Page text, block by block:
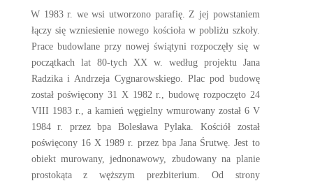
W 1983 r. we wsi utworzono parafię. Z jej powstaniem
łączy się wzniesienie nowego kościoła w pobliżu szkoły.
Prace budowlane przy nowej świątyni rozpoczęły się w
początkach lat 80-tych XX w. według projektu Jana
Radzika i Andrzeja Cygnarowskiego. Plac pod budowę
został poświęcony 31 X 1982 r., budowę rozpoczęto 24
VIII 1983 r., a kamień węgielny wmurowany został 6 V
1984 r. przez bpa Bolesława Pylaka. Kościół został
poświęcony 16 X 1989 r. przez bpa Jana Śrutwę. Jest to
obiekt murowany, jednonawowy, zbudowany na planie
prostokąta z węższym prezbiterium. Od strony